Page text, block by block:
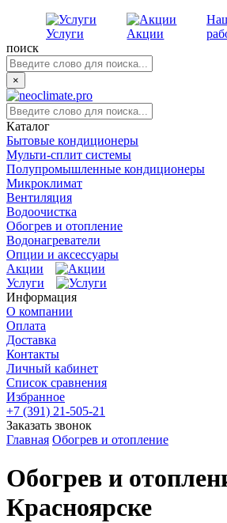
Услуги Акции
поиск
×
Каталог
Бытовые кондиционеры
Мульти-сплит системы
Полупромышленные кондиционеры
Микроклимат
Вентиляция
Водоочистка
Обогрев и отопление
Водонагреватели
Опции и аксессуары
Акции
Услуги
Информация
О компании
Оплата
Доставка
Контакты
Личный кабинет
Список сравнения
Избранное
+7 (391) 21-505-21
Заказать звонок
Главная Обогрев и отопление
Обогрев и
Красноярске